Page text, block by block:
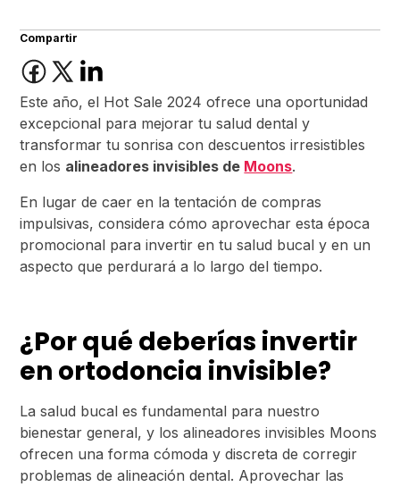
Compartir
Este año, el Hot Sale 2024 ofrece una oportunidad
excepcional para mejorar tu salud dental y
transformar tu sonrisa con descuentos irresistibles
en los alineadores invisibles de Moons.
En lugar de caer en la tentación de compras
impulsivas, considera cómo aprovechar esta época
promocional para invertir en tu salud bucal y en un
aspecto que perdurará a lo largo del tiempo.
¿Por qué deberías invertir
en ortodoncia invisible?
La salud bucal es fundamental para nuestro
bienestar general, y los alineadores invisibles Moons
ofrecen una forma cómoda y discreta de corregir
problemas de alineación dental. Aprovechar las